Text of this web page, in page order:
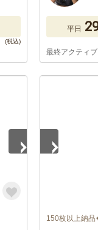
平日
最終アクティ
150枚以上納品